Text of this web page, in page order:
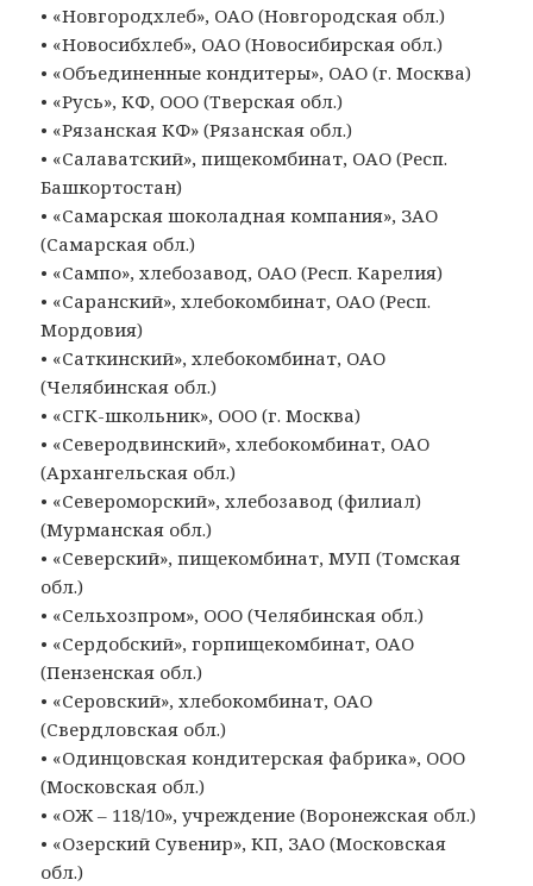
• «Новгородхлеб», ОАО (Новгородская обл.)
• «Новосибхлеб», ОАО (Новосибирская обл.)
• «Объединенные кондитеры», ОАО (г. Москва)
• «Русь», КФ, ООО (Тверская обл.)
• «Рязанская КФ» (Рязанская обл.)
• «Салаватский», пищекомбинат, ОАО (Респ.
Башкортостан)
• «Самарская шоколадная компания», ЗАО
(Самарская обл.)
• «Сампо», хлебозавод, ОАО (Респ. Карелия)
• «Саранский», хлебокомбинат, ОАО (Респ.
Мордовия)
• «Саткинский», хлебокомбинат, ОАО
(Челябинская обл.)
• «СГК-школьник», ООО (г. Москва)
• «Северодвинский», хлебокомбинат, ОАО
(Архангельская обл.)
• «Североморский», хлебозавод (филиал)
(Мурманская обл.)
• «Северский», пищекомбинат, МУП (Томская
обл.)
• «Сельхозпром», ООО (Челябинская обл.)
• «Сердобский», горпищекомбинат, ОАО
(Пензенская обл.)
• «Серовский», хлебокомбинат, ОАО
(Свердловская обл.)
• «Одинцовская кондитерская фабрика», ООО
(Московская обл.)
• «ОЖ – 118/10», учреждение (Воронежская обл.)
• «Озерский Сувенир», КП, ЗАО (Московская
обл.)